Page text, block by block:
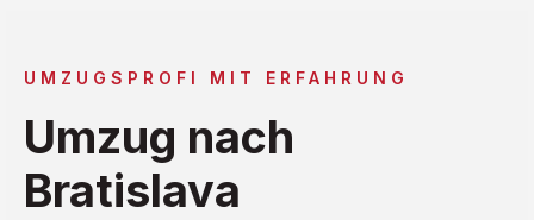
UMZUGSPROFI MIT ERFAHRUNG
Umzug nach
Bratislava